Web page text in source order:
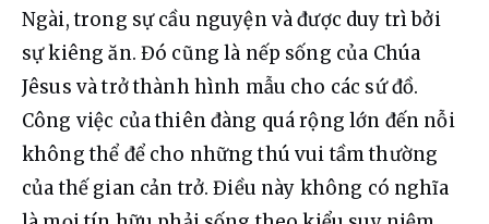
Ngài, trong sự cầu nguyện và được duy trì bởi
sự kiêng ăn. Đó cũng là nếp sống của Chúa
Jêsus và trở thành hình mẫu cho các sứ đồ.
Công việc của thiên đàng quá rộng lớn đến nỗi
không thể để cho những thú vui tầm thường
của thế gian cản trở. Điều này không có nghĩa